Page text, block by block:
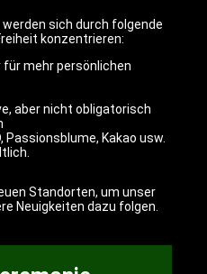
sich durch folgende
konzentrieren:
für mehr persönlichen
aber nicht obligatorisch
Kakao usw.
Standorten, um unser
Neuigkeiten dazu folgen.